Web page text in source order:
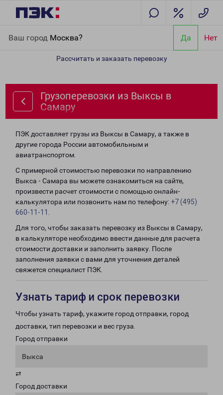
Ваш город Москва? Да Нет
Рассчитать и заказать перевозку
Грузоперевозки из Выксы в
Самару
ПЭК доставляет грузы из Выксы в Самару, а также в
другие города России автомобильным и
авиатранспортом.
С примерной стоимостью перевозки по направлению
Выкса - Самара вы можете ознакомиться на сайте,
произвести расчет стоимости с помощью онлайн-
калькулятора или позвонить нам по телефону: +7 (495)
660-11-11
Для того, чтобы заказать перевозку из Выксы в Самару,
в калькуляторе необходимо ввести данные для расчета
стоимости доставки и заполнить заявку. После
заполнения заявки с вами для уточнения деталей
свяжется специалист ПЭК.
Узнать тариф и срок перевозки
Чтобы узнать тариф, укажите город отправки, город
доставки, тип перевозки и вес груза.
Город отправки
Выкса
⇄
Город доставки